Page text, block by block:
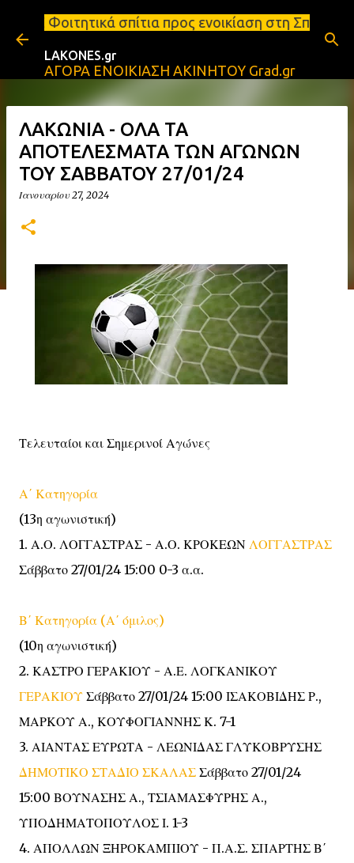
Μετάβαση στο κύριο περιεχόμενο
προς ενοικίαση στη Σπάρτη Ενοικιάσεις
LAKONES.gr
ΑΓΟΡΑ ΕΝΟΙΚΙΑΣΗ ΑΚΙΝΗΤΟΥ Grad.gr
ΛΑΚΩΝΙΑ - ΟΛΑ ΤΑ
ΑΠΟΤΕΛΕΣΜΑΤΑ ΤΩΝ ΑΓΩΝΩΝ
ΤΟΥ ΣΑΒΒΑΤΟΥ 27/01/24
Ιανουαρίου 27, 2024
Τελευταίοι και Σημερινοί Αγώνες
Α΄ Κατηγορία
(13η αγωνιστική)
1. Α.Ο. ΛΟΓΓΑΣΤΡΑΣ - Α.Ο. ΚΡΟΚΕΩΝ ΛΟΓΓΑΣΤΡΑΣ
Σάββατο 27/01/24 15:00 0-3 α.α.
Β΄ Κατηγορία (Α΄ όμιλος)
(10η αγωνιστική)
2. ΚΑΣΤΡΟ ΓΕΡΑΚΙΟΥ - Α.Ε. ΛΟΓΚΑΝΙΚΟΥ
ΓΕΡΑΚΙΟΥ Σάββατο 27/01/24 15:00 ΙΣΑΚΟΒΙΔΗΣ Ρ.,
ΜΑΡΚΟΥ Α., ΚΟΥΦΟΓΙΑΝΝΗΣ Κ. 7-1
3. ΑΙΑΝΤΑΣ ΕΥΡΩΤΑ - ΛΕΩΝΙΔΑΣ ΓΛΥΚΟΒΡΥΣΗΣ
ΔΗΜΟΤΙΚΟ ΣΤΑΔΙΟ ΣΚΑΛΑΣ Σάββατο 27/01/24
15:00 ΒΟΥΝΑΣΗΣ Α., ΤΣΙΑΜΑΣΦΥΡΗΣ Α.,
ΥΠΟΔΗΜΑΤΟΠΟΥΛΟΣ Ι. 1-3
4. ΑΠΟΛΛΩΝ ΞΗΡΟΚΑΜΠΙΟΥ - Π.Α.Σ. ΣΠΑΡΤΗΣ Β΄